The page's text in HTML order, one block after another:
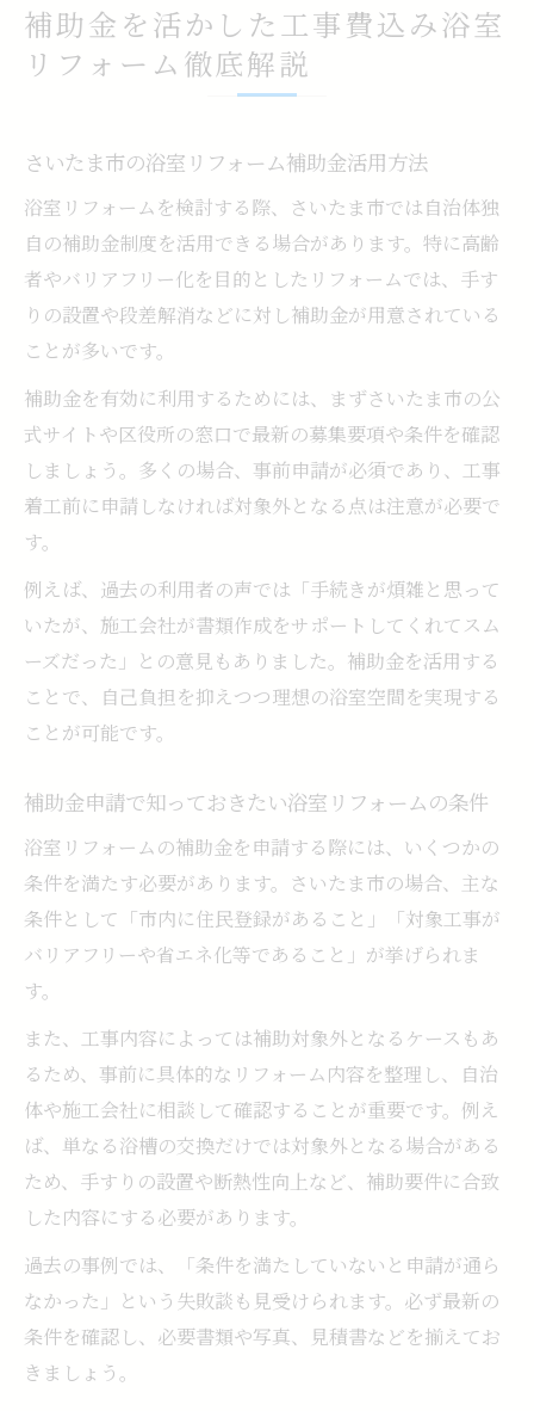
補助金を活かした工事費込み浴室
リフォーム徹底解説
さいたま市の浴室リフォーム補助金活用方法
浴室リフォームを検討する際、さいたま市では自治体独
自の補助金制度を活用できる場合があります。特に高齢
者やバリアフリー化を目的としたリフォームでは、手す
りの設置や段差解消などに対し補助金が用意されている
ことが多いです。
補助金を有効に利用するためには、まずさいたま市の公
式サイトや区役所の窓口で最新の募集要項や条件を確認
しましょう。多くの場合、事前申請が必須であり、工事
着工前に申請しなければ対象外となる点は注意が必要で
す。
例えば、過去の利用者の声では「手続きが煩雑と思って
いたが、施工会社が書類作成をサポートしてくれてスム
ーズだった」との意見もありました。補助金を活用する
ことで、自己負担を抑えつつ理想の浴室空間を実現する
ことが可能です。
補助金申請で知っておきたい浴室リフォームの条件
浴室リフォームの補助金を申請する際には、いくつかの
条件を満たす必要があります。さいたま市の場合、主な
条件として「市内に住民登録があること」「対象工事が
バリアフリーや省エネ化等であること」が挙げられま
す。
また、工事内容によっては補助対象外となるケースもあ
るため、事前に具体的なリフォーム内容を整理し、自治
体や施工会社に相談して確認することが重要です。例え
ば、単なる浴槽の交換だけでは対象外となる場合がある
ため、手すりの設置や断熱性向上など、補助要件に合致
した内容にする必要があります。
過去の事例では、「条件を満たしていないと申請が通ら
なかった」という失敗談も見受けられます。必ず最新の
条件を確認し、必要書類や写真、見積書などを揃えてお
きましょう。